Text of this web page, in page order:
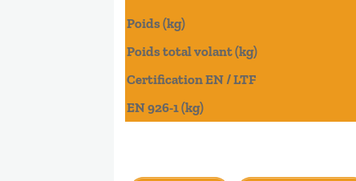
Poids (kg)
Poids total volant (kg)
Certification EN / LTF
EN 926-1 (kg)